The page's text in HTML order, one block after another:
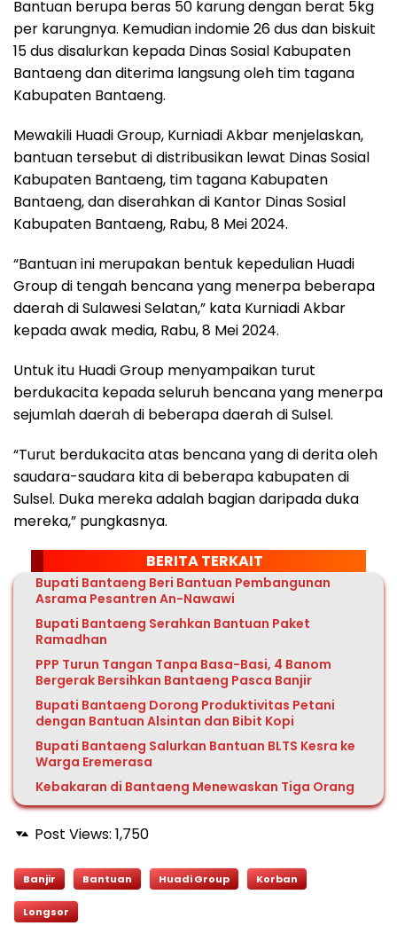
Bantuan berupa beras 50 karung dengan berat 5kg
per karungnya. Kemudian indomie 26 dus dan biskuit
15 dus disalurkan kepada Dinas Sosial Kabupaten
Bantaeng dan diterima langsung oleh tim tagana
Kabupaten Bantaeng.
Mewakili Huadi Group, Kurniadi Akbar menjelaskan,
bantuan tersebut di distribusikan lewat Dinas Sosial
Kabupaten Bantaeng, tim tagana Kabupaten
Bantaeng, dan diserahkan di Kantor Dinas Sosial
Kabupaten Bantaeng, Rabu, 8 Mei 2024.
“Bantuan ini merupakan bentuk kepedulian Huadi
Group di tengah bencana yang menerpa beberapa
daerah di Sulawesi Selatan,” kata Kurniadi Akbar
kepada awak media, Rabu, 8 Mei 2024.
Untuk itu Huadi Group menyampaikan turut
berdukacita kepada seluruh bencana yang menerpa
sejumlah daerah di beberapa daerah di Sulsel.
“Turut berdukacita atas bencana yang di derita oleh
saudara-saudara kita di beberapa kabupaten di
Sulsel. Duka mereka adalah bagian daripada duka
mereka,” pungkasnya.
BERITA TERKAIT
Bupati Bantaeng Beri Bantuan Pembangunan
Asrama Pesantren An-Nawawi
Bupati Bantaeng Serahkan Bantuan Paket
Ramadhan
PPP Turun Tangan Tanpa Basa-Basi, 4 Banom
Bergerak Bersihkan Bantaeng Pasca Banjir
Bupati Bantaeng Dorong Produktivitas Petani
dengan Bantuan Alsintan dan Bibit Kopi
Bupati Bantaeng Salurkan Bantuan BLTS Kesra ke
Warga Eremerasa
Kebakaran di Bantaeng Menewaskan Tiga Orang
Post Views: 1,750
Banjir Bantuan Huadi Group Korban
Longsor